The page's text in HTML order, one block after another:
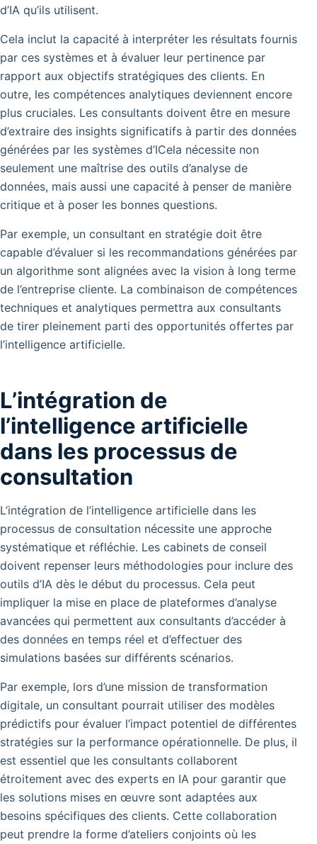
d’IA qu’ils utilisent.
Cela inclut la capacité à interpréter les résultats fournis
par ces systèmes et à évaluer leur pertinence par
rapport aux objectifs stratégiques des clients. En
outre, les compétences analytiques deviennent encore
plus cruciales. Les consultants doivent être en mesure
d’extraire des insights significatifs à partir des données
générées par les systèmes d’ICela nécessite non
seulement une maîtrise des outils d’analyse de
données, mais aussi une capacité à penser de manière
critique et à poser les bonnes questions.
Par exemple, un consultant en stratégie doit être
capable d’évaluer si les recommandations générées par
un algorithme sont alignées avec la vision à long terme
de l’entreprise cliente. La combinaison de compétences
techniques et analytiques permettra aux consultants
de tirer pleinement parti des opportunités offertes par
l’intelligence artificielle.
L’intégration de
l’intelligence artificielle
dans les processus de
consultation
L’intégration de l’intelligence artificielle dans les
processus de consultation nécessite une approche
systématique et réfléchie. Les cabinets de conseil
doivent repenser leurs méthodologies pour inclure des
outils d’IA dès le début du processus. Cela peut
impliquer la mise en place de plateformes d’analyse
avancées qui permettent aux consultants d’accéder à
des données en temps réel et d’effectuer des
simulations basées sur différents scénarios.
Par exemple, lors d’une mission de transformation
digitale, un consultant pourrait utiliser des modèles
prédictifs pour évaluer l’impact potentiel de différentes
stratégies sur la performance opérationnelle. De plus, il
est essentiel que les consultants collaborent
étroitement avec des experts en IA pour garantir que
les solutions mises en œuvre sont adaptées aux
besoins spécifiques des clients. Cette collaboration
peut prendre la forme d’ateliers conjoints où les